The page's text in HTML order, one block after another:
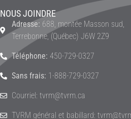
NOUS JOINDRE
Adresse: 688, montée Masson sud,
Terrebonne, (Québec) J6W 2Z9
Téléphone: 450-729-0327
Sans frais: 1-888-729-0327
Courriel: tvrm@tvrm.ca
TVRM général et babillard: